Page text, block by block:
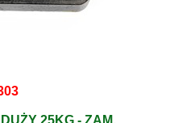
25KG - ZAM.